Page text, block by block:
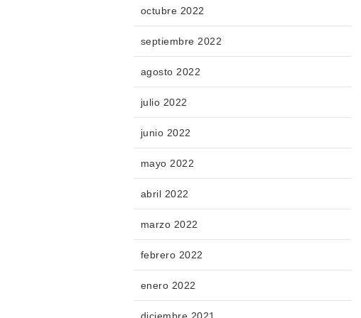
octubre 2022
septiembre 2022
agosto 2022
julio 2022
junio 2022
mayo 2022
abril 2022
marzo 2022
febrero 2022
enero 2022